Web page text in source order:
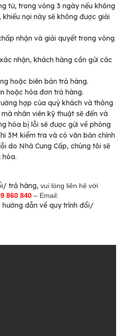
từ, trong vòng 3 ngày nếu không
khiếu nại này sẽ không được giải
nhận và giải quyết trong vòng
nhận, khách hàng cần gửi các
hoặc biên bản trả hàng.
hoặc hóa đơn trả hàng.
hợp của quý khách và thông
nhân viên kỹ thuật sẽ đến và
hóa bị lỗi sẽ được gửi về phòng
3M kiểm tra và có văn bản chính
do Nhà Cung Cấp, chúng tôi sẽ
trả hàng, vui lòng liên hệ với
860 840 – Email:
hướng dẫn về quy trình đổi/